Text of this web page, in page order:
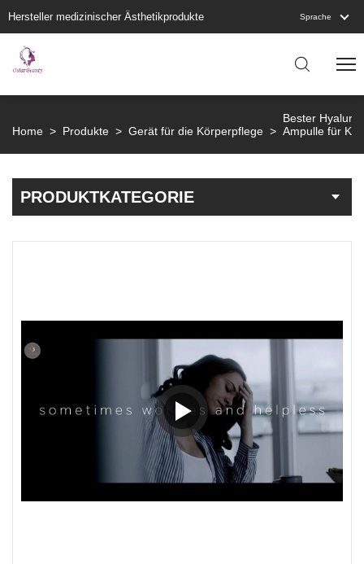
Hersteller medizinischer Ästhetikprodukte Sprache
Home > Produkte > Gerät für die Körperpflege >
Bester
Ampulle für
PRODUKTKATEGORIE